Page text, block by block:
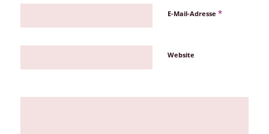
E-Mail-Adresse *
Website